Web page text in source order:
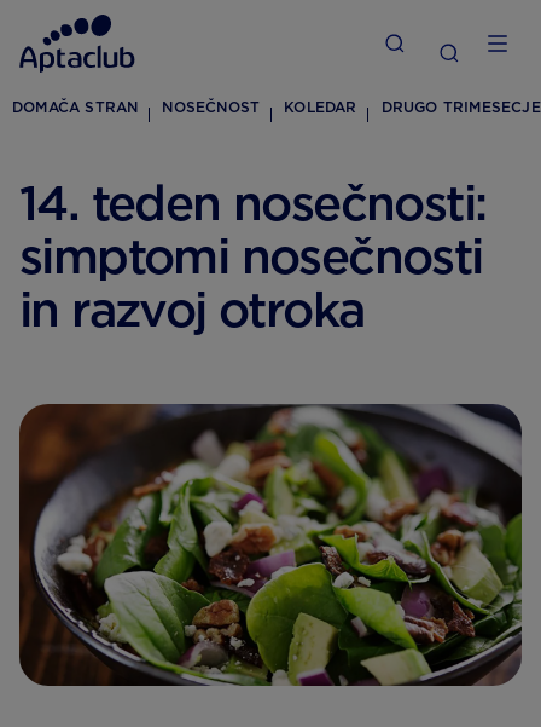
DOMAČA STRAN NOSEČNOST KOLEDAR DRUGO TRIMESECJE
14. teden nosečnosti:
simptomi nosečnosti
in razvoj otroka